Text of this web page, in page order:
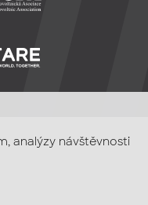
analýzy návštěvnosti